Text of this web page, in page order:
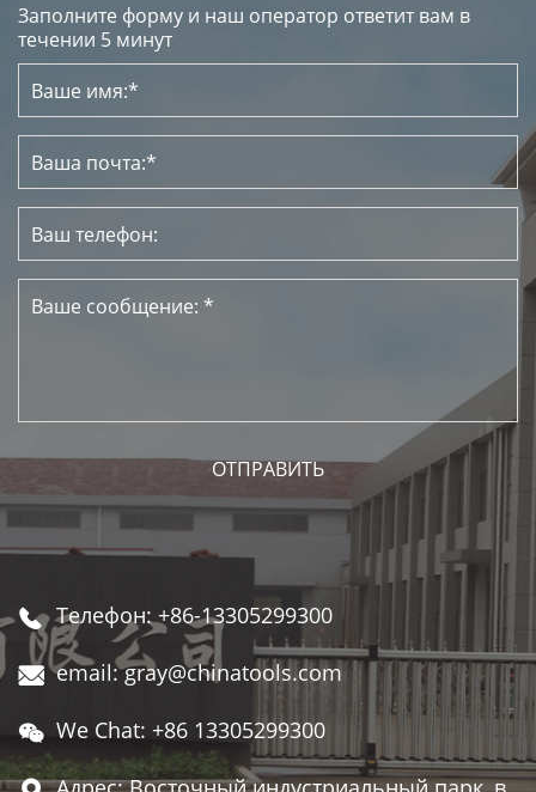
Заполните форму и наш оператор ответит вам в
течении 5 минут
 Телефон: +86-13305299300
 email: gray@chinatools.com
 We Chat: +86 13305299300